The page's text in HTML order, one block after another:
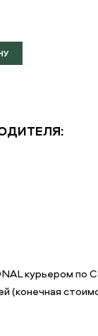
курьером по
(конечная